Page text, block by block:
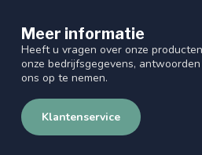
Meer informatie
Heeft u vragen over onze
onze bedrijfsgegevens,
ons op te nemen.
Klantenservice